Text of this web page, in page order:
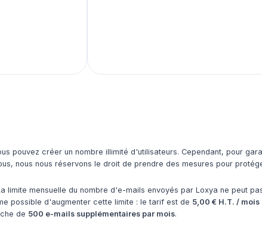
pouvez créer un nombre illimité d'utilisateurs. Cependant, pour
nous nous réservons le droit de prendre des mesures pour
limite mensuelle du nombre d'e-mails envoyés par Loxya ne peut
possible d'augmenter cette limite : le tarif est de 5,00 € H.T. / mois
de 500 e-mails supplémentaires par mois.